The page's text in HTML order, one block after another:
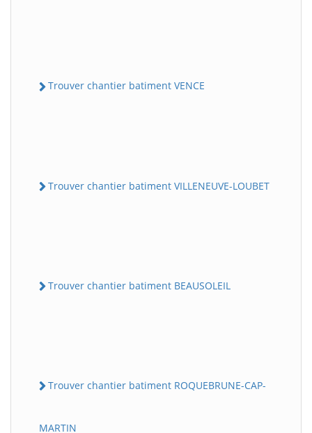
Trouver chantier batiment VENCE
Trouver chantier batiment VILLENEUVE-LOUBET
Trouver chantier batiment BEAUSOLEIL
Trouver chantier batiment ROQUEBRUNE-CAP-
MARTIN